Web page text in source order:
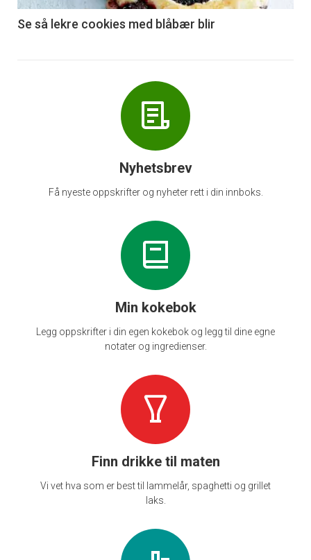
6
Se så lekre cookies med blåbær blir
Nyhetsbrev
Få nyeste oppskrifter og nyheter rett i din innboks.
Min kokebok
Legg oppskrifter i din egen kokebok og legg til dine egne
notater og ingredienser.
Finn drikke til maten
Vi vet hva som er best til lammelår, spaghetti og grillet
laks.